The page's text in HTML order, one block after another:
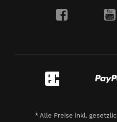
* Alle Preise inkl.